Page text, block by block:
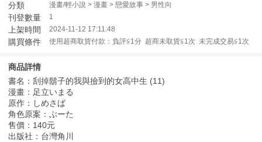
分類
漫畫/輕小說 > 漫畫 > 戀愛故事 > 男性向
刊登數量 1
上架時間 2024-11-12 17:11:48
購買條件 使用超商取貨付款：負評≦1分 超商未取貨≦1次 未完成交易≦1次
商品詳情
書名：刮掉鬍子的我與撿到的女高中生 (11)
漫畫：足立いまる
原作：しめさば
角色原案：ぶーた
售價：140元
出版社：台灣角川